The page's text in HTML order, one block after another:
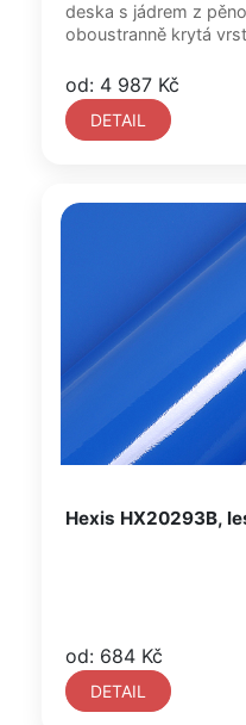
deska s jádrem z pěnové polyuretanové hmoty
oboustranně krytá
od: 4 987 Kč
DETAIL
Hexis HX20293B,
od: 684 Kč
DETAIL